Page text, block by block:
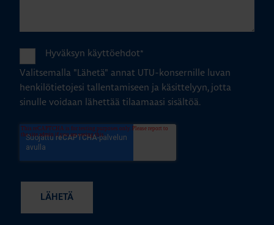
Hyväksyn käyttöehdot*
Valitsemalla "Lähetä" annat UTU-konsernille luvan
henkilötietojesi tallentamiseen ja käsittelyyn, jotta
sinulle voidaan lähettää tilaamaasi sisältöä.